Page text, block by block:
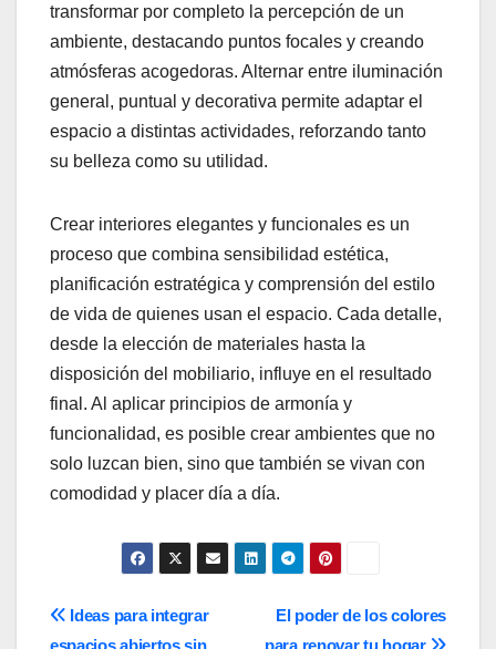
transformar por completo la percepción de un
ambiente, destacando puntos focales y creando
atmósferas acogedoras. Alternar entre iluminación
general, puntual y decorativa permite adaptar el
espacio a distintas actividades, reforzando tanto
su belleza como su utilidad.
Crear interiores elegantes y funcionales es un
proceso que combina sensibilidad estética,
planificación estratégica y comprensión del estilo
de vida de quienes usan el espacio. Cada detalle,
desde la elección de materiales hasta la
disposición del mobiliario, influye en el resultado
final. Al aplicar principios de armonía y
funcionalidad, es posible crear ambientes que no
solo luzcan bien, sino que también se vivan con
comodidad y placer día a día.
Navegación
El poder de los colores
Ideas para integrar